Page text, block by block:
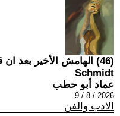
Schmidt
عماد أبو حطب
2026 / 8 / 9
الادب والفن